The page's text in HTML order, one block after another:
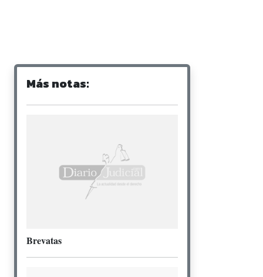
Más notas:
Brevatas